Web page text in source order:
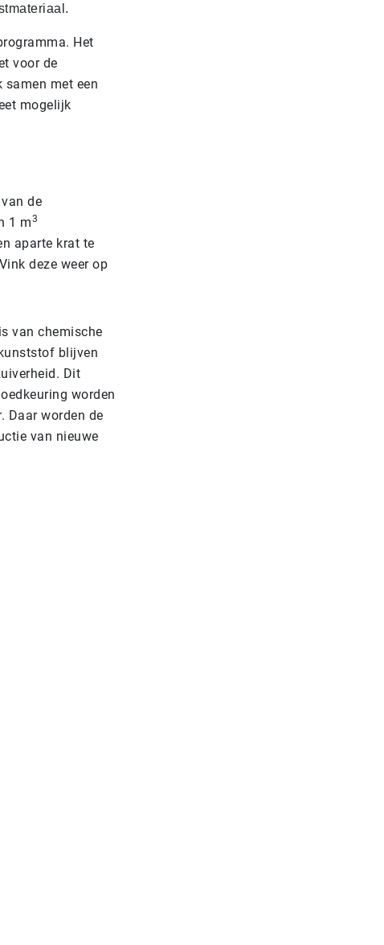
Het
voor de
met een
mogelijk
de
1 m3
aparte krat te
deze weer op
van chemische
blijven
Dit
worden
Daar worden de
van nieuwe